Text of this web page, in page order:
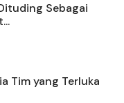
Sebagai
Tim yang Terluka